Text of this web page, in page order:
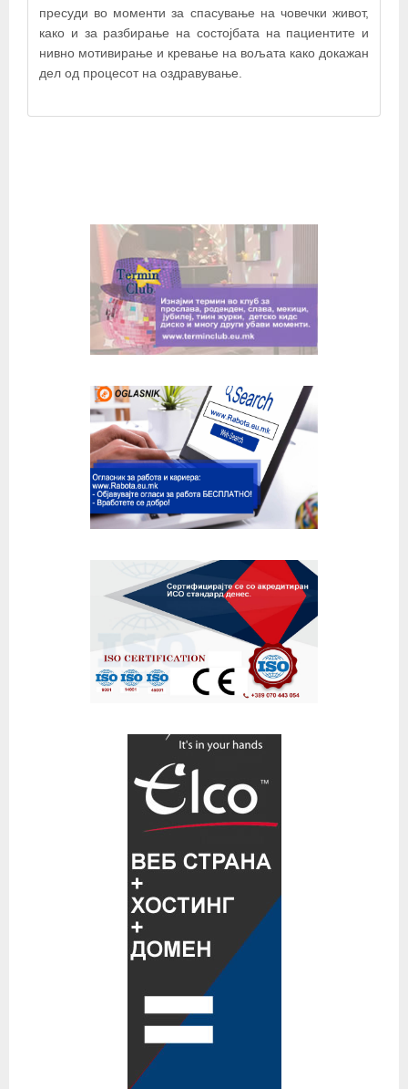
пресуди во моменти за спасување на човечки живот,
како и за разбирање на состојбата на пациентите и
нивно мотивирање и кревање на вољата како докажан
дел од процесот на оздравување.© OpenStreetMap contributors